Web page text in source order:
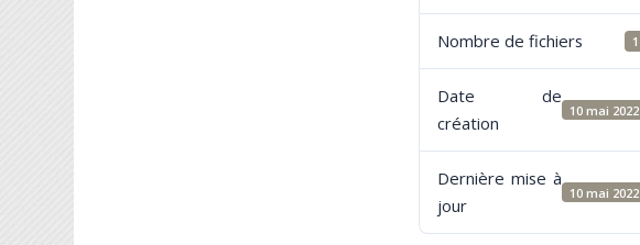
Nombre de fichiers 1
Date de
création
10 mai 2022
Dernière mise à
jour
10 mai 2022